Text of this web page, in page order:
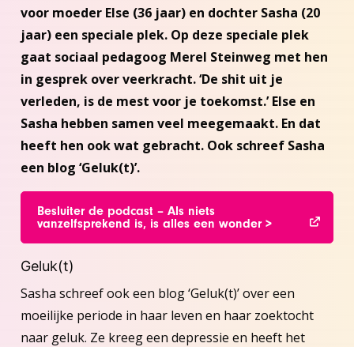
voor moeder Else (36 jaar) en dochter Sasha (20
jaar) een speciale plek. Op deze speciale plek
gaat sociaal pedagoog Merel Steinweg met hen
in gesprek over veerkracht. ‘De shit uit je
verleden, is de mest voor je toekomst.’ Else en
Sasha hebben samen veel meegemaakt. En dat
heeft hen ook wat gebracht. Ook schreef Sasha
een blog ‘Geluk(t)’.
Besluiter de podcast – Als niets
vanzelfsprekend is, is alles een wonder >
Geluk(t)
Sasha schreef ook een blog ‘Geluk(t)’ over een
moeilijke periode in haar leven en haar zoektocht
naar geluk. Ze kreeg een depressie en heeft het